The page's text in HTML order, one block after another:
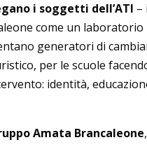
i soggetti dell’ATI –
come un laboratorio
generatori di
per le scuole
identità,
Amata Brancaleone,